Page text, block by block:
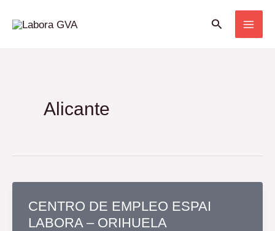
Buscar
Alicante
CENTRO DE EMPLEO ESPAI
LABORA – ORIHUELA